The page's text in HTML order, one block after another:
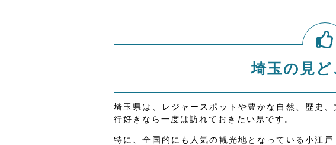
埼玉の見
埼玉県は、レジャースポットや豊かな自然、歴史
行好きなら一度は訪れておきたい県です。
特に、全国的にも人気の観光地となっている小江